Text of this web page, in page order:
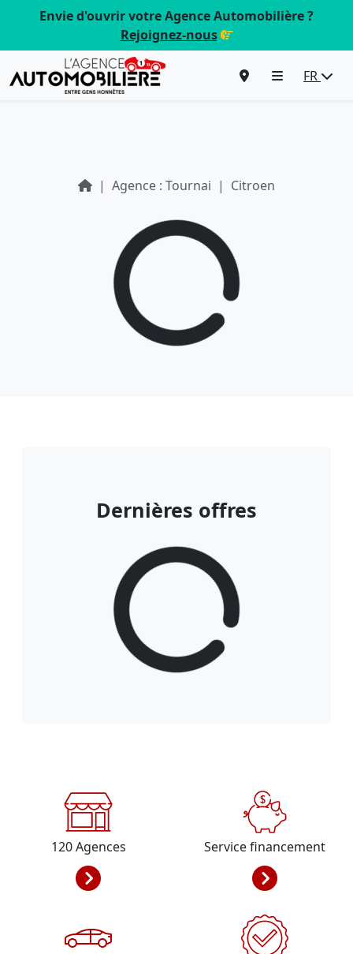
Envie d'ouvrir votre Agence Automobilière ?
Rejoignez-nous
FR
Agence : Tournai Citroen
Dernières offres
120Agences Service financement